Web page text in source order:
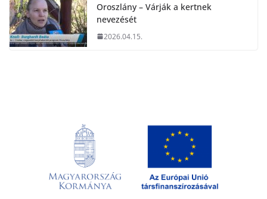
Oroszlány – Várják a kertnek
nevezését
2026.04.15.